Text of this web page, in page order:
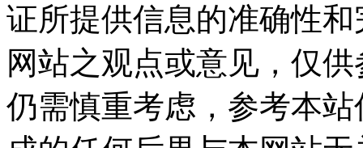
证所提供信息的准确性
网站之观点或意见，仅
仍需慎重考虑，参考本